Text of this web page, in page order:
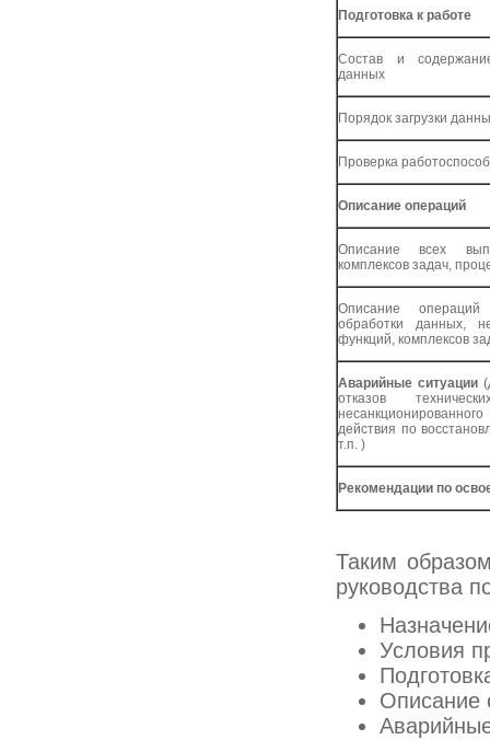
Подготовка к работе
Состав и
данных
Порядок загрузки
Проверка
Описание операций
Описание всех
комплексов задач,
Описание операций
обработки данных,
функций, комплексов
Аварийные ситуации
отказов
действия по
т.п. )
Рекомендации по
Таким
руководства
Условия
Описание